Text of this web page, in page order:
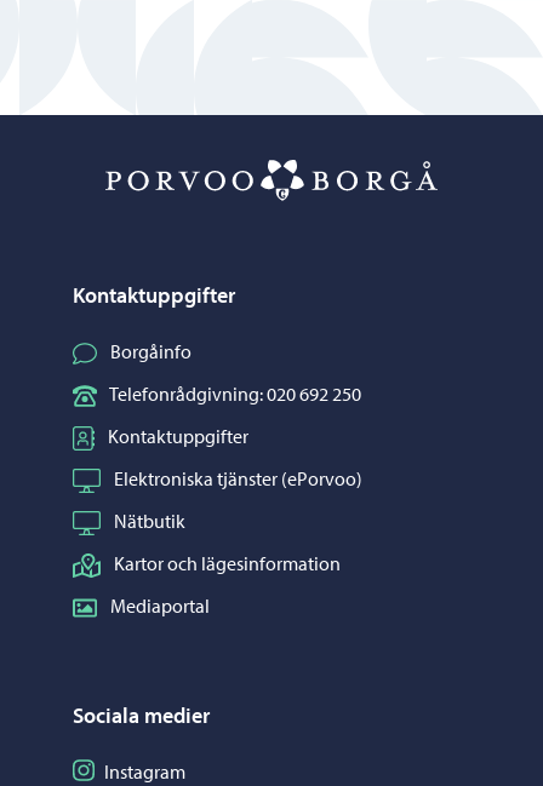
Kontaktuppgifter
Borgåinfo
Telefonrådgivning: 020 692 250
Kontaktuppgifter
Elektroniska tjänster (ePorvoo)
Nätbutik
Kartor och lägesinformation
Mediaportal
Sociala medier
Följ på Instagram
Instagram